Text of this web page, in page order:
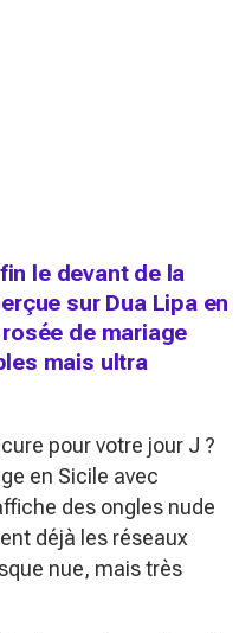
le devant de la
sur Dua Lipa en
de mariage
mais ultra
pour votre jour J ?
en Sicile avec
des ongles nude
déjà les réseaux
nue, mais très